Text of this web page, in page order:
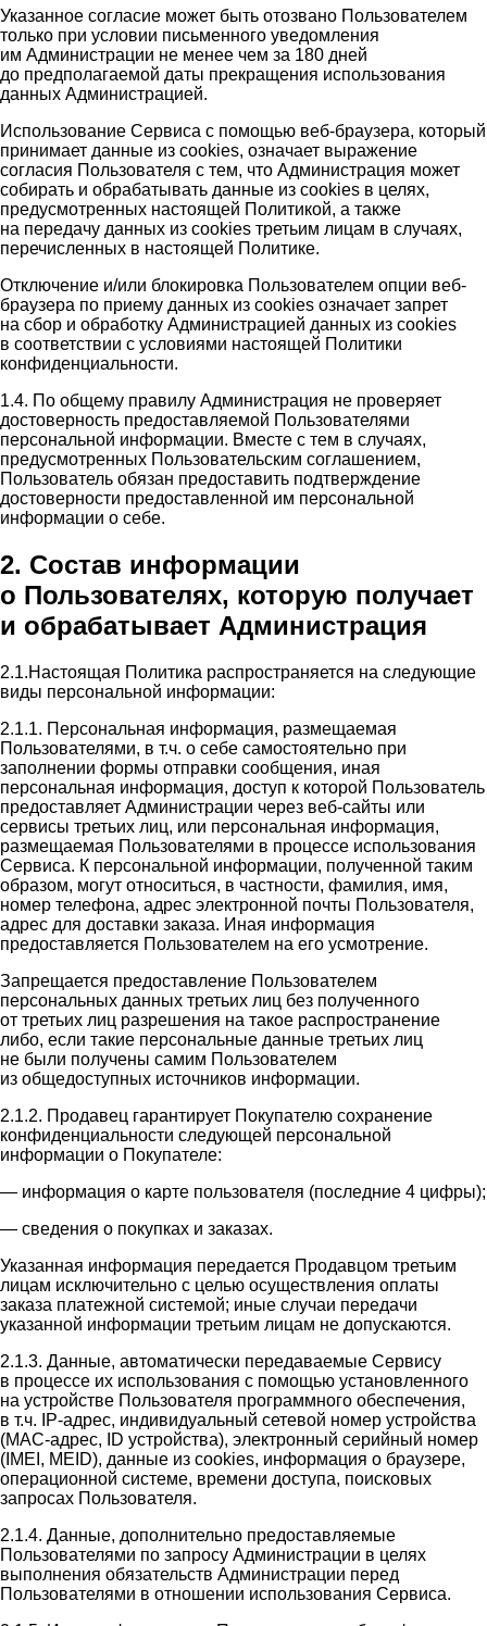
Указанное согласие может быть отозвано Пользователем
только при условии письменного уведомления
им Администрации не менее чем за 180 дней
до предполагаемой даты прекращения использования
данных Администрацией.
Использование Сервиса с помощью веб-браузера, который
принимает данные из cookies, означает выражение
согласия Пользователя с тем, что Администрация может
собирать и обрабатывать данные из cookies в целях,
предусмотренных настоящей Политикой, а также
на передачу данных из cookies третьим лицам в случаях,
перечисленных в настоящей Политике.
Отключение и/или блокировка Пользователем опции веб-
браузера по приему данных из cookies означает запрет
на сбор и обработку Администрацией данных из cookies
в соответствии с условиями настоящей Политики
конфиденциальности.
1.4. По общему правилу Администрация не проверяет
достоверность предоставляемой Пользователями
персональной информации. Вместе с тем в случаях,
предусмотренных Пользовательским соглашением,
Пользователь обязан предоставить подтверждение
достоверности предоставленной им персональной
информации о себе.
2. Состав информации
о Пользователях, которую получает
и обрабатывает Администрация
2.1.Настоящая Политика распространяется на следующие
виды персональной информации:
2.1.1. Персональная информация, размещаемая
Пользователями, в т.ч. о себе самостоятельно при
заполнении формы отправки сообщения, иная
персональная информация, доступ к которой Пользователь
предоставляет Администрации через веб-сайты или
сервисы третьих лиц, или персональная информация,
размещаемая Пользователями в процессе использования
Сервиса. К персональной информации, полученной таким
образом, могут относиться, в частности, фамилия, имя,
номер телефона, адрес электронной почты Пользователя,
адрес для доставки заказа. Иная информация
предоставляется Пользователем на его усмотрение.
Запрещается предоставление Пользователем
персональных данных третьих лиц без полученного
от третьих лиц разрешения на такое распространение
либо, если такие персональные данные третьих лиц
не были получены самим Пользователем
из общедоступных источников информации.
2.1.2. Продавец гарантирует Покупателю сохранение
конфиденциальности следующей персональной
информации о Покупателе:
— информация о карте пользователя (последние 4 цифры);
— сведения о покупках и заказах.
Указанная информация передается Продавцом третьим
лицам исключительно с целью осуществления оплаты
заказа платежной системой; иные случаи передачи
указанной информации третьим лицам не допускаются.
2.1.3. Данные, автоматически передаваемые Сервису
в процессе их использования с помощью установленного
на устройстве Пользователя программного обеспечения,
в т.ч. IP-адрес, индивидуальный сетевой номер устройства
(MAC-адрес, ID устройства), электронный серийный номер
(IMEI, MEID), данные из cookies, информация о браузере,
операционной системе, времени доступа, поисковых
запросах Пользователя.
2.1.4. Данные, дополнительно предоставляемые
Пользователями по запросу Администрации в целях
выполнения обязательств Администрации перед
Пользователями в отношении использования Сервиса.